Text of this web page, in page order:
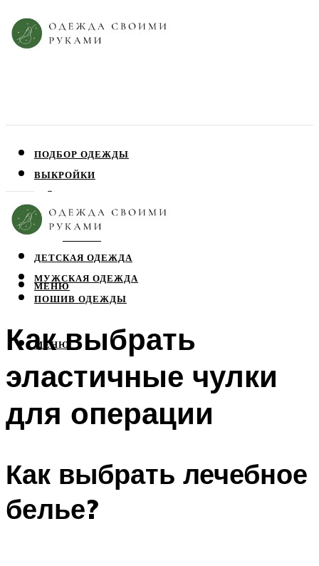
ПОДБОР ОДЕЖДЫ
ВЫКРОЙКИ
ЮБКИ
ДЕТСКАЯ ОДЕЖДА
МУЖСКАЯ ОДЕЖДА
ПОШИВ ОДЕЖДЫ
МЕНЮ
МЕНЮ
Как выбрать
эластичные чулки
для операции
Как выбрать лечебное
белье?